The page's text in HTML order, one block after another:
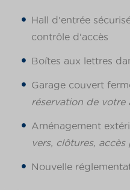
Hall d'entrée
contrôle d'accès
Boîtes aux lettres
Garage couvert
réservation de
Aménagement
vers, clôtures,
Nouvelle